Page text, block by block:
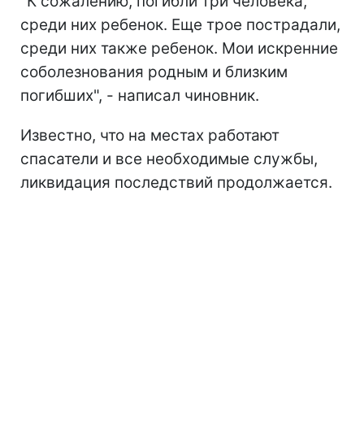
среди них ребенок. Еще трое пострадали,
среди них также ребенок. Мои искренние
соболезнования родным и близким
погибших", - написал чиновник.
Известно, что на местах работают
спасатели и все необходимые службы,
ликвидация последствий продолжается.